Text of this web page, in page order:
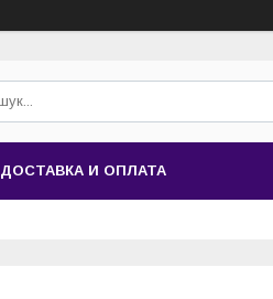
ДОСТАВКА И ОПЛАТА